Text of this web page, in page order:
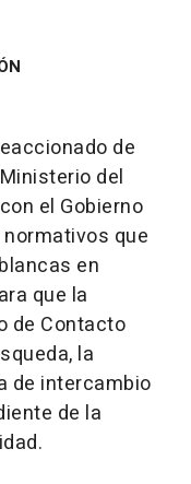
de
del
el Gobierno
que
en
que la
de Contacto
la
de intercambio
de la